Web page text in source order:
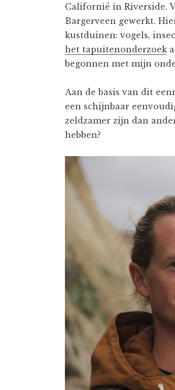
Californië in Riverside.
Bargerveen gewerkt.
kustduinen: vogels,
het tapuitenonderzoek
begonnen met mijn
Aan de basis van dit
een schijnbaar
zeldzamer zijn dan
hebben?